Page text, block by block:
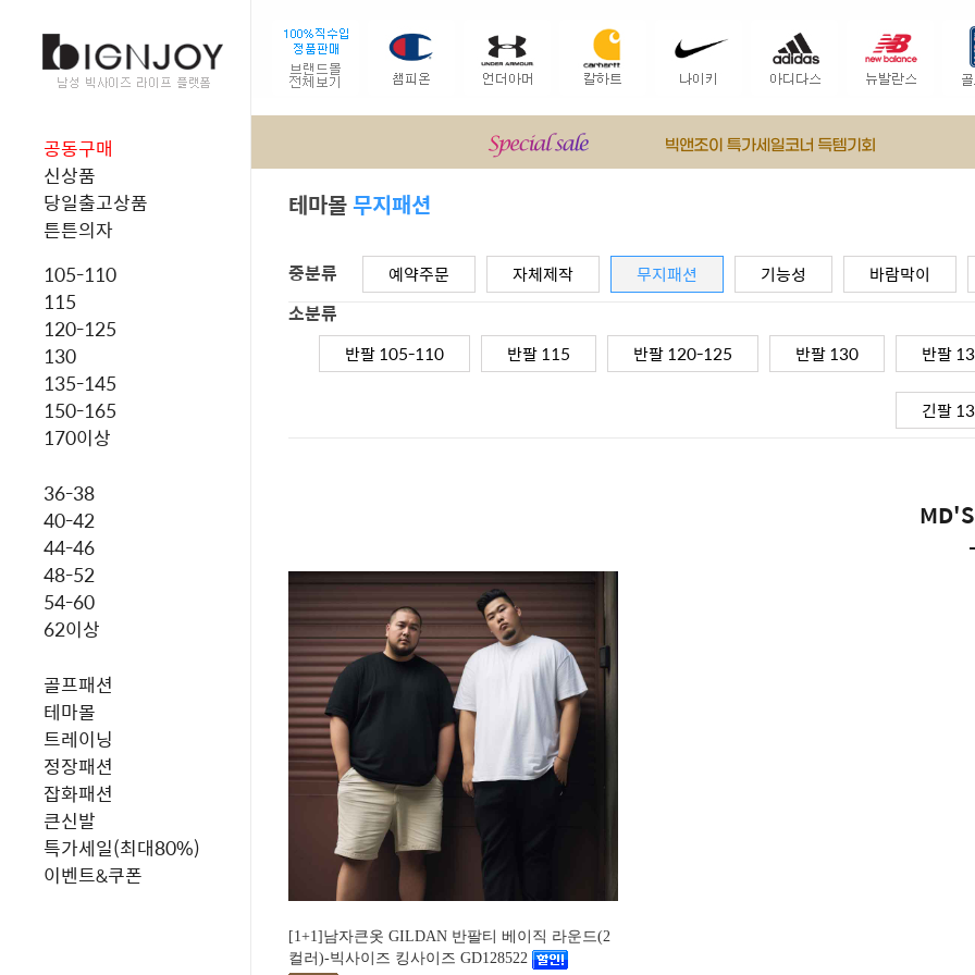
공동구매
신상품
당일출고상품
튼튼의자
105-110
115
120-125
130
135-145
150-165
170이상
36-38
40-42
44-46
48-52
54-60
62이상
골프패션
테마몰
트레이닝
정장패션
잡화패션
큰신발
특가세일(최대80%)
이벤트&쿠폰
테마몰무지패션
중분류 예약주문 자체제작 무지패션 기능성 바람막이
소분류
반팔 105-110 반팔 115 반팔 120-125 반팔 130 반팔
긴팔
[1+1]남자큰옷 GILDAN 반팔티 베이직 라운드(2
컬러)-빅사이즈 킹사이즈 GD128522